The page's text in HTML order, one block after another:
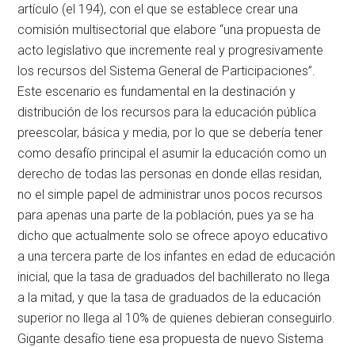
artículo (el 194), con el que se establece crear una
comisión multisectorial que elabore “una propuesta de
acto legislativo que incremente real y progresivamente
los recursos del Sistema General de Participaciones”.
Este escenario es fundamental en la destinación y
distribución de los recursos para la educación pública
preescolar, básica y media, por lo que se debería tener
como desafío principal el asumir la educación como un
derecho de todas las personas en donde ellas residan,
no el simple papel de administrar unos pocos recursos
para apenas una parte de la población, pues ya se ha
dicho que actualmente solo se ofrece apoyo educativo
a una tercera parte de los infantes en edad de educación
inicial, que la tasa de graduados del bachillerato no llega
a la mitad, y que la tasa de graduados de la educación
superior no llega al 10% de quienes debieran conseguirlo.
Gigante desafío tiene esa propuesta de nuevo Sistema